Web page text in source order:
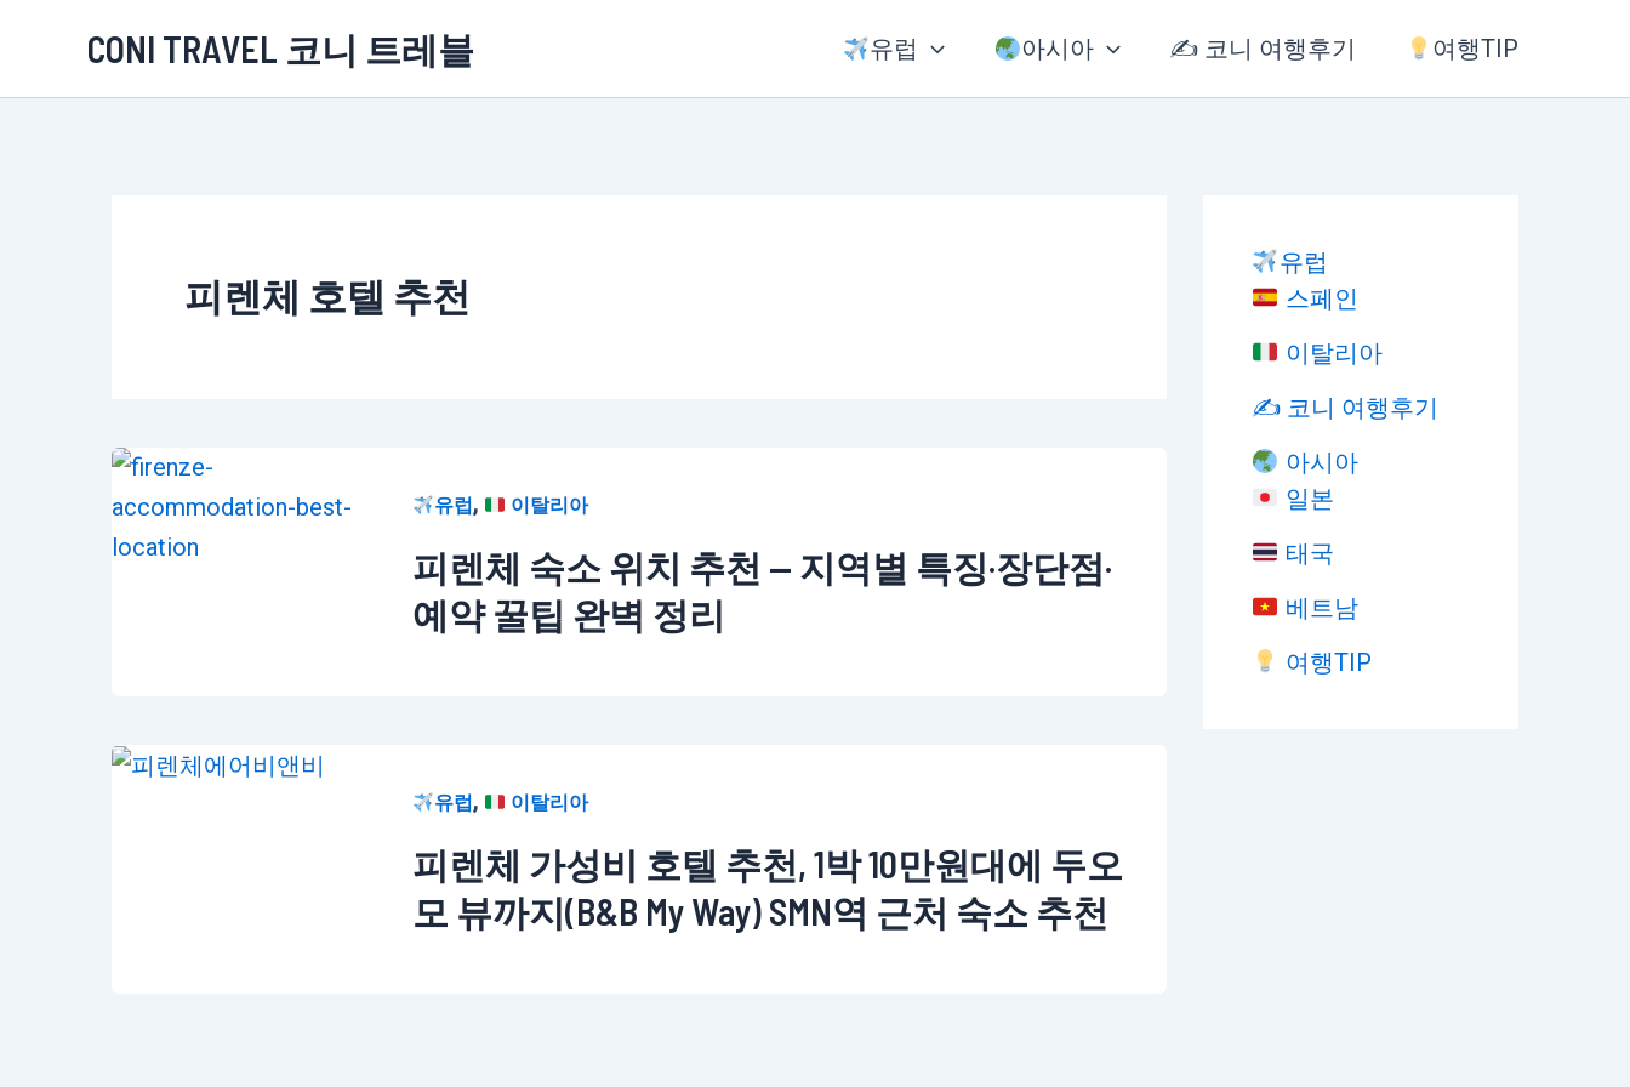
츠
CONI TRAVEL 코니 트레블 유럽 아시아 ✍️ 코니 여행후기 여행TIP
피렌체 호텔 추천
유럽, 이탈리아
피렌체 숙소 위치 추천 — 지역별 특징·장단점·
예약 꿀팁 완벽 정리
유럽, 이탈리아
피렌체 가성비 호텔 추천, 1박 10만원대에 두오
모 뷰까지(B&B My Way) SMN역 근처 숙소 추천
유럽
스페인
이탈리아
✍️ 코니 여행후기
아시아
일본
태국
베트남
여행TIP